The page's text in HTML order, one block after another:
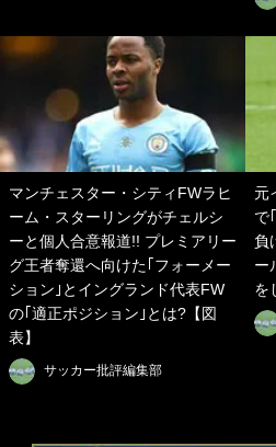
マンチェスター・シティFWラヒ
ーム・スターリングがチェルシ
ーと個人合意報道!! プレミアリー
グ王者奪還へ向けた｢フォーメー
ション｣とイングランド代表FW
の｢適正ポジション｣とは?【図
表】
サッカー批評編集部
元
で
負
ー
を